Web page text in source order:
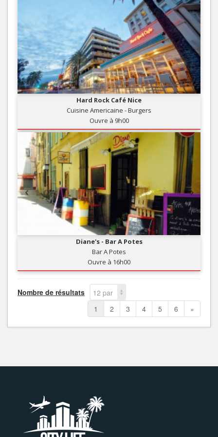
Hard Rock Café Nice
Cuisine Americaine - Burgers
Ouvre à 9h00
Diane's - Bar A Potes
Bar A Potes
Ouvre à 16h00
Nombre de résultats
12 par
page
1 2 3 4 5 6 »